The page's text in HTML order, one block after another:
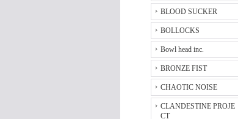
BLOOD SUCKER
BOLLOCKS
Bowl head inc.
BRONZE FIST
CHAOTIC NOISE
CLANDESTINE PROJE
CT